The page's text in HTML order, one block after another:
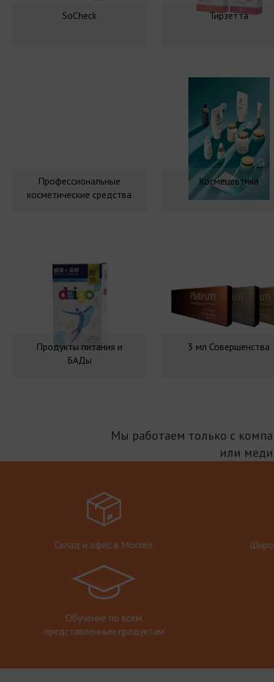
SoCheck Тирзетта
Профессиональные
косметические средства
Космецевтика
Продукты питания и
БАДы
3 мл Совершенства
Мы работаем только с
или
Склад и офис в Москве
Обучение по всем
представленным продуктам